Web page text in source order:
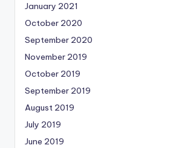
January 2021
October 2020
September 2020
November 2019
October 2019
September 2019
August 2019
July 2019
June 2019